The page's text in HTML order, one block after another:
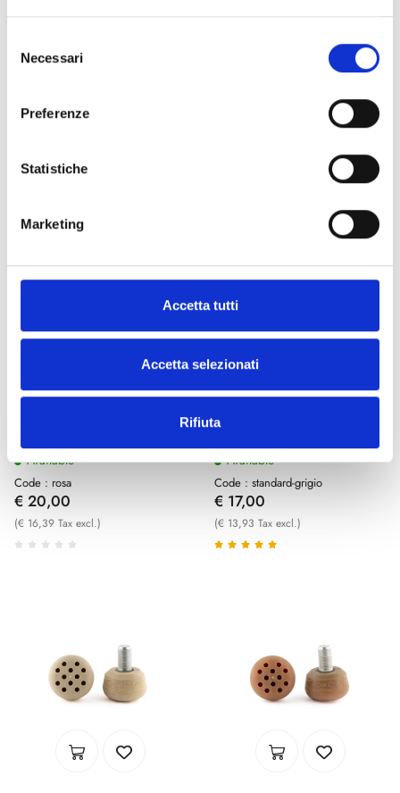
delNecessari
Preferenze
Statistiche
Marketing
Accetta tutti
Accetta selezionati
Rifiuta
MINI STOPPER
Available
€ 12,00
PROFESSIONAL WHITE
Available
Code : rosa
€ 20,00
(€ 16,39 Tax excl.)
Roll Line
Available
Code : standard-grigio
€ 17,00
(€ 13,93 Tax excl.)